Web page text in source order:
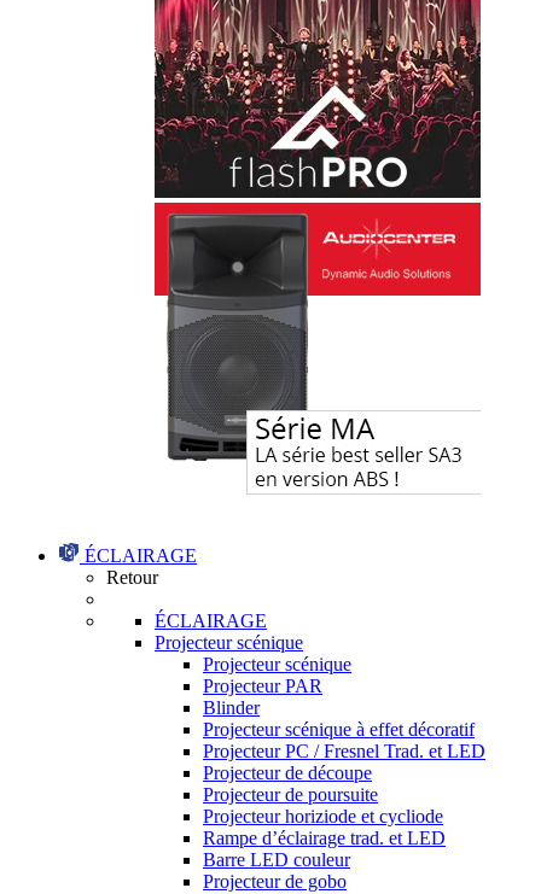
ÉCLAIRAGE
Retour
ÉCLAIRAGE
Projecteur scénique
Projecteur scénique
Projecteur PAR
Blinder
Projecteur scénique à effet décoratif
Projecteur PC / Fresnel Trad. et LED
Projecteur de découpe
Projecteur de poursuite
Projecteur horiziode et cycliode
Rampe d’éclairage trad. et LED
Barre LED couleur
Projecteur de gobo